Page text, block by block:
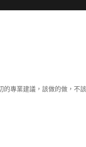
專業建議，該做的做，不